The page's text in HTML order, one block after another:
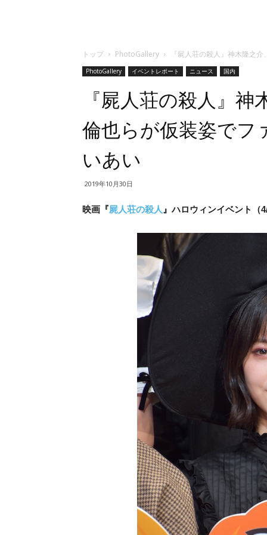
トップ PhotoGallery 『屍人荘の殺人』神木隆之
PhotoGallery イベントレポート ニュース 国内
『屍人荘の殺人』
倫也らが仮装姿でフ
いあい
2019年10月30日
映画『屍人荘の殺人 』ハロウィンイベント（